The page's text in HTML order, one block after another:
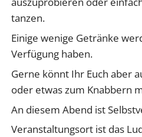
tanzen.
Einige wenige Getränke
Verfügung haben.
Gerne könnt Ihr Euch aber
oder etwas zum Knabbern
An diesem Abend ist
Veranstaltungsort ist das